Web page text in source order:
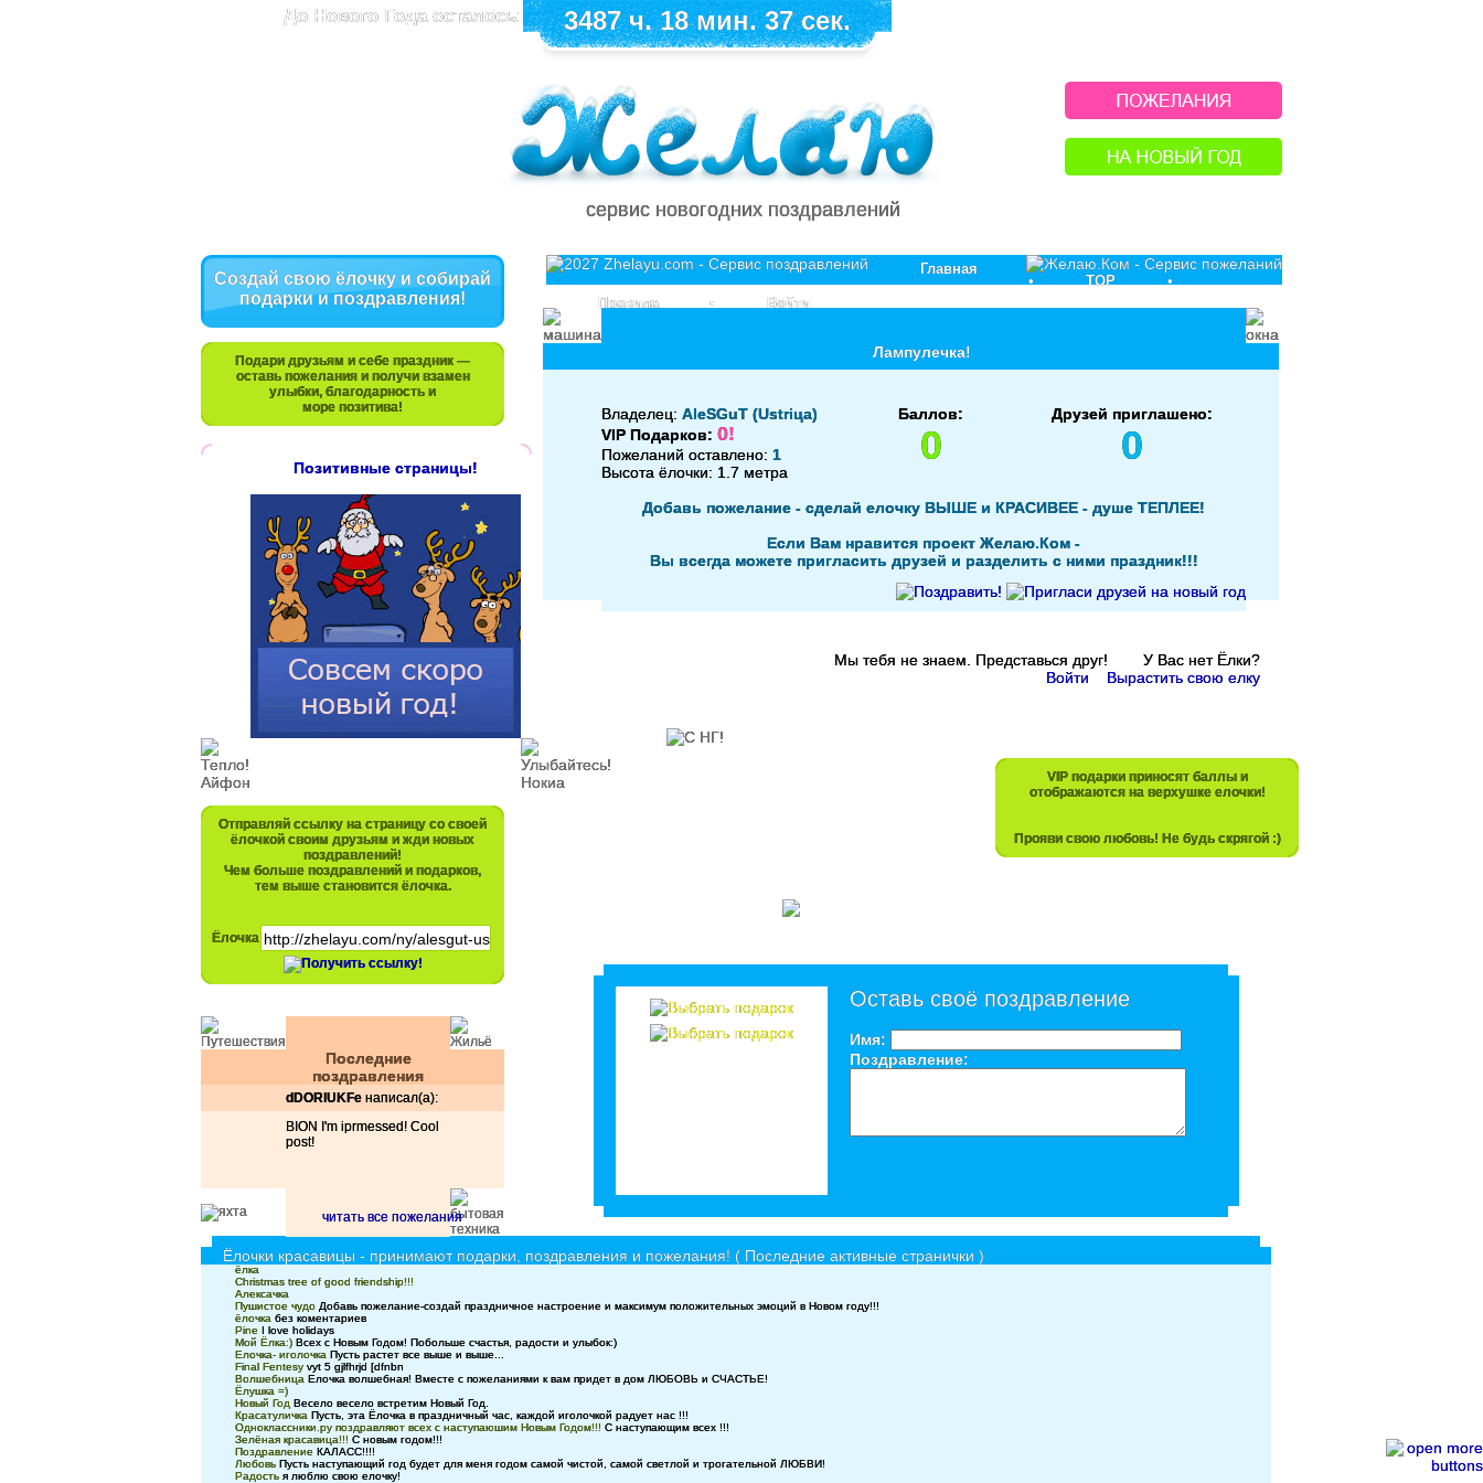
До Нового Года осталось: 3487 ч. 18 мин. 37 сек.
сервис новогодних поздравлений
Создай свою ёлочку и собирай
подарки и поздравления!
Подари друзьям и себе праздник —
оставь пожелания и получи взамен
улыбки, благодарность и
море позитива!
Позитивные страницы!
Отправляй ссылку на страницу со своей
ёлочкой своим друзьям и жди новых
поздравлений!
Чем больше поздравлений и подарков,
тем выше становится ёлочка.
Ёлочка
Последние
поздравления
dDORlUKFe написал(а):
BION I'm iprmessed! Cool
post!
читать все пожелания
Главная
• TOP
•
Правила
• Войти
Лампулечка!
Владелец: AlеSGuT (Ustriца)
VIP Подарков: 0!
Пожеланий оставлено: 1
Высота ёлочки: 1.7 метра
Баллов:
0
Друзей приглашено:
0
Добавь пожелание - сделай елочку ВЫШЕ и КРАСИВЕЕ - душе ТЕПЛЕЕ!
Если Вам нравится проект Желаю.Ком -
Вы всегда можете пригласить друзей и разделить с ними праздник!!!
VIP подарки приносят баллы и
отображаются на верхушке елочки!
Прояви свою любовь! Не будь скрягой :)
Мы тебя не знаем. Представься друг! У Вас нет Ёлки?
Войти
Вырастить свою елку
Оставь своё поздравление
Имя:
Поздравление:
Ёлочки красавицы - принимают подарки, поздравления и пожелания! ( Последние активные странички )
ёлка
Christmas tree of good friendship!!!
Алексачка
Пушистое чудо Добавь пожелание-создай праздничное настроение и максимум положительных эмоций в Новом году!!!
ёлочка без коментариев
Pine I love holidays
Мой Ёлка:) Всех с Новым Годом! Побольше счастья, радости и улыбок:)
Елочка- иголочка Пусть растет все выше и выше...
Final Fentesy vyt 5 gjlfhrjd [dfnbn
Волшебница Елочка волшебная! Вместе с пожеланиями к вам придет в дом ЛЮБОВЬ и СЧАСТЬЕ!
Ёлушка =)
Новый Год Весело весело встретим Новый Год.
Красатуличка Пусть, эта Ёлочка в праздничный час, каждой иголочкой радует нас !!!
Одноклассники.ру поздравляют всех с наступаюшим Новым Годом!!! С наступающим всех !!!
Зелёная красавица!!! С новым годом!!!
Поздравление КАЛАСС!!!!
Любовь Пусть наступающий год будет для меня годом самой чистой, самой светлой и трогательной ЛЮБВИ!
Радость я люблю свою елочку!